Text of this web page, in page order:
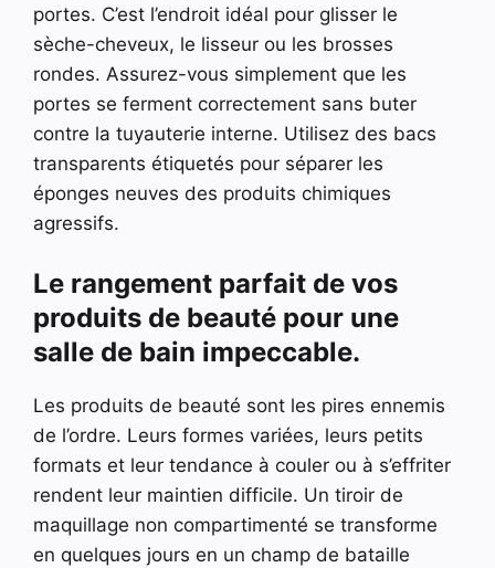
portes. C’est l’endroit idéal pour glisser le
sèche-cheveux, le lisseur ou les brosses
rondes. Assurez-vous simplement que les
portes se ferment correctement sans buter
contre la tuyauterie interne. Utilisez des bacs
transparents étiquetés pour séparer les
éponges neuves des produits chimiques
agressifs.
Le rangement parfait de vos
produits de beauté pour une
salle de bain impeccable.
Les produits de beauté sont les pires ennemis
de l’ordre. Leurs formes variées, leurs petits
formats et leur tendance à couler ou à s’effriter
rendent leur maintien difficile. Un tiroir de
maquillage non compartimenté se transforme
en quelques jours en un champ de bataille